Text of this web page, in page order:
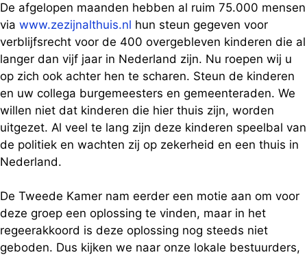
De afgelopen maanden hebben al ruim 75.000 mensen
via www.zezijnalthuis.nl hun steun gegeven voor
verblijfsrecht voor de 400 overgebleven kinderen die al
langer dan vijf jaar in Nederland zijn. Nu roepen wij u
op zich ook achter hen te scharen. Steun de kinderen
en uw collega burgemeesters en gemeenteraden. We
willen niet dat kinderen die hier thuis zijn, worden
uitgezet. Al veel te lang zijn deze kinderen speelbal van
de politiek en wachten zij op zekerheid en een thuis in
Nederland.
De Tweede Kamer nam eerder een motie aan om voor
deze groep een oplossing te vinden, maar in het
regeerakkoord is deze oplossing nog steeds niet
geboden. Dus kijken we naar onze lokale bestuurders,